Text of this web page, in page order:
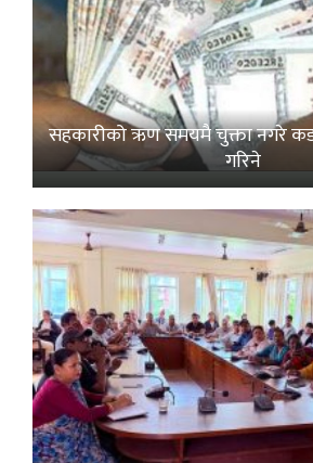
सहकारीको ऋण समयमै चुक्ता नगरे
गरिने